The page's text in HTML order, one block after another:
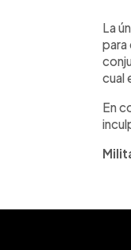
La
para
cual
En